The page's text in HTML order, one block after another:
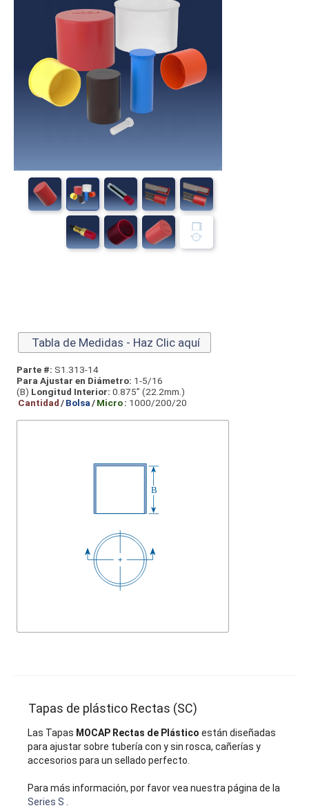
Tabla de Medidas - Haz Clic aquí
Parte #: S1.313-14
Para Ajustar en Diámetro: 1-5/16
(B) Longitud Interior: 0.875” (22.2mm.)
Cantidad/Bolsa/Micro: 1000/200/20
Tapas de plástico Rectas (SC)
Las Tapas MOCAP Rectas de Plástico están diseñadas
para ajustar sobre tubería con y sin rosca, cañerías y
accesorios para un sellado perfecto.
Para más información, por favor vea nuestra página de la
Series S